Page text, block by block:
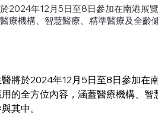
2024年12月5日至8日參加在南港展
療機構、智慧醫療、精準醫療及全齡
將於2024年12月5日至8日參加在
的全方位內容，涵蓋醫療機構、
其中。